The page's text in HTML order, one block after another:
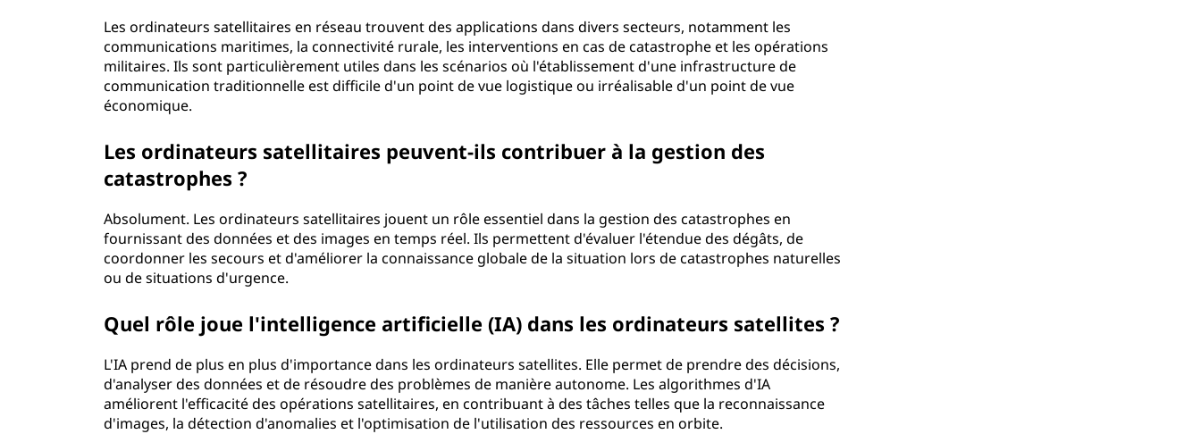
Les ordinateurs satellitaires en réseau trouvent des applications dans divers secteurs, notamment les
communications maritimes, la connectivité rurale, les interventions en cas de catastrophe et les opérations
militaires. Ils sont particulièrement utiles dans les scénarios où l'établissement d'une infrastructure de
communication traditionnelle est difficile d'un point de vue logistique ou irréalisable d'un point de vue
économique.
Les ordinateurs satellitaires peuvent-ils contribuer à la gestion des
catastrophes ?
Absolument. Les ordinateurs satellitaires jouent un rôle essentiel dans la gestion des catastrophes en
fournissant des données et des images en temps réel. Ils permettent d'évaluer l'étendue des dégâts, de
coordonner les secours et d'améliorer la connaissance globale de la situation lors de catastrophes naturelles
ou de situations d'urgence.
Quel rôle joue l'intelligence artificielle (IA) dans les ordinateurs satellites ?
L'IA prend de plus en plus d'importance dans les ordinateurs satellites. Elle permet de prendre des décisions,
d'analyser des données et de résoudre des problèmes de manière autonome. Les algorithmes d'IA
améliorent l'efficacité des opérations satellitaires, en contribuant à des tâches telles que la reconnaissance
d'images, la détection d'anomalies et l'optimisation de l'utilisation des ressources en orbite.